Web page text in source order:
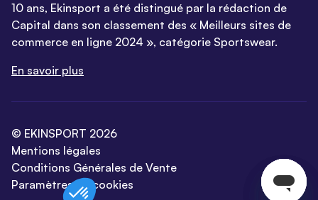
10 ans, Ekinsport a été distingué par la rédaction de
Capital dans son classement des « Meilleurs sites de
commerce en ligne 2024 », catégorie Sportswear.
En savoir plus
© EKINSPORT 2026
Mentions légales
Conditions Générales de Vente
Paramètres de cookies